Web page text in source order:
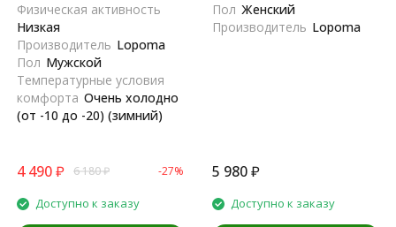
Физическая активность
Низкая
Производитель Lopoma
Пол Мужской
Температурные условия
комфорта Очень холодно
(от -10 до -20) (зимний)
4 490₽ 6 180₽ -27%
Доступно к заказу
Пол Женский
Производитель Lopoma
5 980₽
Доступно к заказу